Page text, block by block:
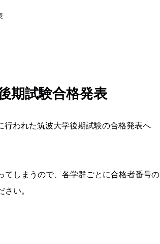
期試験合格発表
われた筑波大学後期試験の合格発表へ
てしまうので、各学群ごとに合格者番号の
い。